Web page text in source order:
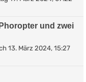
und zwei
13. März 2024, 15:27